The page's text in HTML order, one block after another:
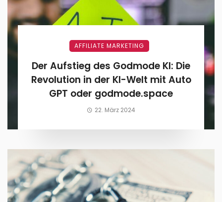
AFFILIATE MARKETING
Der Aufstieg des Godmode KI: Die
Revolution in der KI-Welt mit Auto
GPT oder godmode.space
22. März 2024